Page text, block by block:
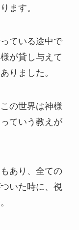
ます。
ている途中で
が貸し与えて
りました。
の世界は神様
ていう教えが
あり、全ての
いた時に、視